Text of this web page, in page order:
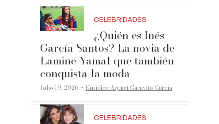
CELEBRIDADES
¿Quién es Inés
García Santos? La novia de
Lamine Yamal que también
conquista la moda
Julio 19, 2026 ·Eurídice Aiymet Garavito García
CELEBRIDADES